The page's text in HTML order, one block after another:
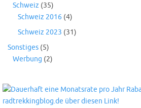
Schweiz (35)
Schweiz 2016 (4)
Schweiz 2023 (31)
Sonstiges (5)
Werbung (2)